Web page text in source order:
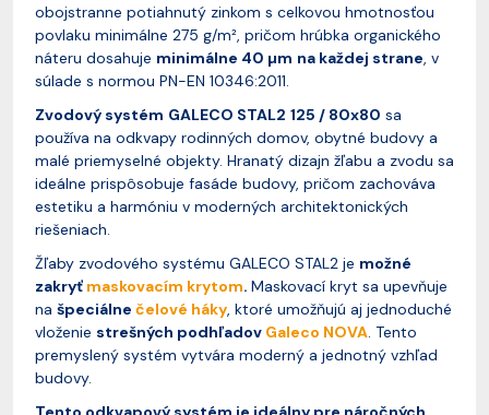
obojstranne potiahnutý zinkom s celkovou hmotnosťou
povlaku minimálne 275 g/m², pričom hrúbka organického
náteru dosahuje minimálne 40 µm na každej strane, v
súlade s normou PN-EN 10346:2011.
Zvodový systém GALECO STAL2 125 / 80x80 sa
používa na odkvapy rodinných domov, obytné budovy a
malé priemyselné objekty. Hranatý dizajn žľabu a zvodu sa
ideálne prispôsobuje fasáde budovy, pričom zachováva
estetiku a harmóniu v moderných architektonických
riešeniach.
Žľaby zvodového systému GALECO STAL2 je možné
zakryť maskovacím krytom. Maskovací kryt sa upevňuje
na špeciálne čelové háky, ktoré umožňujú aj jednoduché
vloženie strešných podhľadov Galeco NOVA. Tento
premyslený systém vytvára moderný a jednotný vzhľad
budovy.